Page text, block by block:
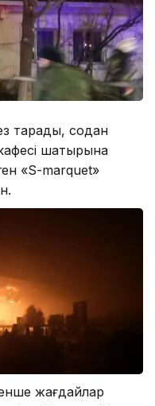
тарады, содан
шатырына
«S-marquet»
жағдайлар